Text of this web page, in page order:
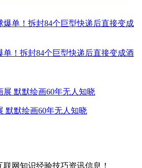
单！拆封84个巨型快递后直接变成酒
默默绘画60年无人知晓
网知识经验技巧资讯信息！